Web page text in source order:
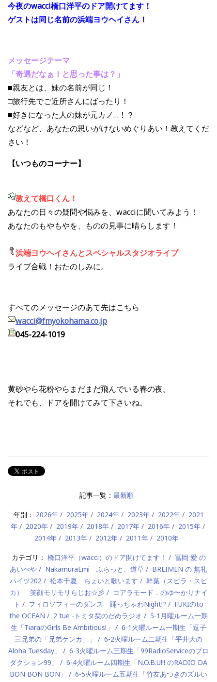
今夜のwacci橋口洋平のドア開けてます！
ゲストは同じ名前の浜端ヨウヘイさん！
メッセージテーマ
「奇遇だなぁ！と思った事は？」
■親友とは、妹の名前が同じ！
□旅行先でご近所さんにばったり！
■好きになった人の妹が元カノ…！？
などなど、あなたの思いがけないめぐりあい！教えてくだ
さい！
【いつものコーナー】
教えて橋口くん！
あなたの日々の疑問や悩みを、wacciに聞いてみよう！
あなたのもやもやを、ものの見事に晴らします！
浜端ヨウヘイさんとスペシャルスタジオライブ
ライブ合戦！おたのしみに。
すべてのメッセージのあて先はこちら
wacci@fmyokohama.co.jp
045-224-1019
黄砂やら花粉やらまだまだ飛んでいる春の夜。
それでも、ドアを開けてみて下さいね。
記事一覧： 最新順
年別： 2026年 2025年 2024年 2023年 2022年
2021
年
2020年 2019年 2018年 2017年 2016年
2015年
2014年
2013年 2012年 2011年 2010年
カテゴリ： 橋口洋平（wacci）のドア開けてます！
冨岡 愛 の
あいべや
NakamuraEmi ふらっと、道草
BREIMEN の 無礼
ハイツ202
松本千夏 ちょいと歌います
幹葉（スピラ・スピ
カ） 笑顔モリモリらじお☆彡
コアラモード．のゆ〜かりナイ
ト
フィロソフィーのダンス 踊っちゃわNight!?
FUKIのto
the OCEAN
2 tue -トミタ栞のだめラジオ
5-1月曜ルーム一期
生「TiaraのGirls Be Ambitious!」
6-1火曜ルーム一期生「逗子
三兄弟の「兄弟ケンカ」」
6-2火曜ルーム二期生「平井大の
Aloha Tuesday」
6-3火曜ルーム三期生「99RadioServiceのプロ
ダクション99」
6-4火曜ルーム四期生「N.O.B.U!!! のRADIO DA
BON BON BON」
6-5火曜ルーム五期生「竹友あつきのズルい